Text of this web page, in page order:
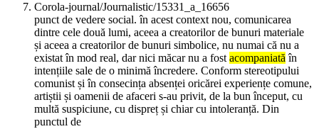
Corola-journal/Journalistic/15331_a_16656
punct de vedere social. în acest context nou, comunicarea
dintre cele două lumi, aceea a creatorilor de bunuri materiale
și aceea a creatorilor de bunuri simbolice, nu numai că nu a
existat în mod real, dar nici măcar nu a fostacompaniatăîn
intențiile sale de o minimă încredere. Conform stereotipului
comunist și în consecința absenței oricărei experiențe comune,
artiștii și oamenii de afaceri s-au privit, de la bun început, cu
multă suspiciune, cu dispreț și chiar cu intoleranță. Din
punctul de